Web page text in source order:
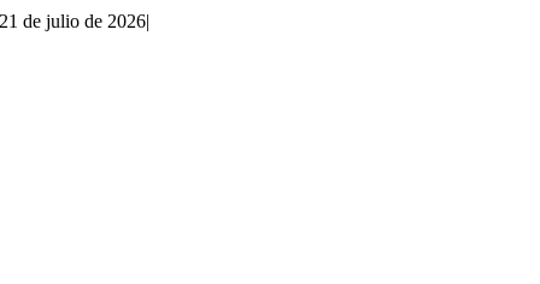
21 de julio de 2026|